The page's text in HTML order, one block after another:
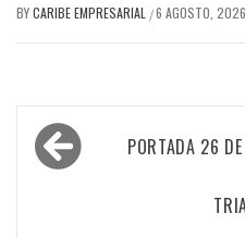
BYCARIBE EMPRESARIAL /6 AGOSTO, 2026
Navegación
de PORTADA 26